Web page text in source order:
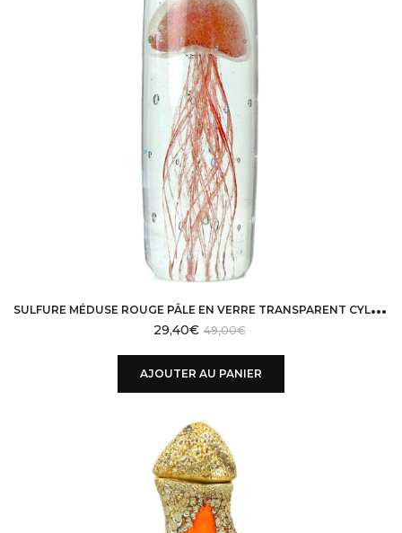
S
ULFURE MÉDUSE ROUGE PÂLE EN VERRE TRANSPARENT CYLINDRIQUE
49,00€
29,40€
AJOUTER AU PANIER